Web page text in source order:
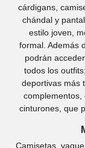
cárdigans,
chándal y
estilo joven,
formal. Además
podrán
todos los
deportivas más
complementos,
cinturones, que
Camisetas,